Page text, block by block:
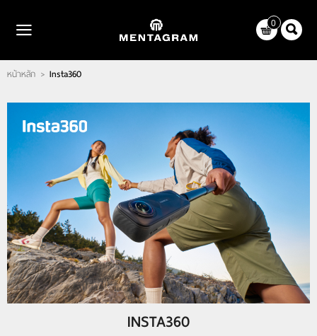
ไทย
หน้าหลัก
แบรนด์
ตัวแทนจำหน่าย
เกี่ยวกับเรา
ติดต่อเรา
บทความ
0
หน้าหลัก > Insta360
INSTA360